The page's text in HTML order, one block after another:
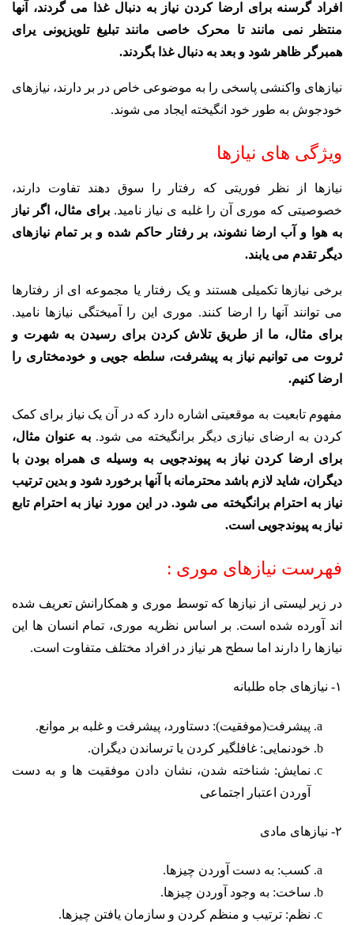
افراد گرسنه برای ارضا کردن نیاز به دنبال غذا می گردند، آنها
منتظر نمی مانند تا محرک خاصی مانند تبلیغ تلویزیونی یرای
همبرگر ظاهر شود و بعد به دنبال غذا بگردند.
نیازهای واکنشی پاسخی را به موضوعی خاص در بر دارند، نیازهای
خودجوش به طور خود انگیخته ایجاد می شوند.
ویژگی های نیازها
نیازها از نظر فوریتی که رفتار را سوق دهند تفاوت دارند،
خصوصیتی که موری آن را غلبه ی نیاز نامید. برای مثال، اگر نیاز
به هوا و آب ارضا نشوند، بر رفتار حاکم شده و بر تمام نیازهای
دیگر تقدم می یابند.
برخی نیازها تکمیلی هستند و یک رفتار یا مجموعه ای از رفتارها
می توانند آنها را ارضا کنند. موری این را آمیختگی نیازها نامید.
برای مثال، ما از طریق تلاش کردن برای رسیدن به شهرت و
ثروت می توانیم نیاز به پیشرفت، سلطه جویی و خودمختاری را
ارضا کنیم.
مفهوم تابعیت به موقعیتی اشاره دارد که در آن یک نیاز برای کمک
کردن به ارضای نیازی دیگر برانگیخته می شود. به عنوان مثال،
برای ارضا کردن نیاز به پیوندجویی به وسیله ی همراه بودن با
دیگران، شاید لازم باشد محترمانه با آنها برخورد شود و بدین ترتیب
نیاز به احترام برانگیخته می شود. در این مورد نیاز به احترام تابع
نیاز به پیوندجویی است.
فهرست نیازهای موری :
در زیر لیستی از نیازها که توسط موری و همکارانش تعریف شده
اند آورده شده است. بر اساس نظریه موری، تمام انسان ها این
نیازها را دارند اما سطح هر نیاز در افراد مختلف متفاوت است.
۱- نیازهای جاه طلبانه
پیشرفت(موفقیت): دستاورد، پیشرفت و غلبه بر موانع.
خودنمایی: غافلگیر کردن یا ترساندن دیگران.
نمایش: شناخته شدن، نشان دادن موفقیت ها و به دست
آوردن اعتبار اجتماعی
۲- نیازهای مادی
کسب: به دست آوردن چیزها.
ساخت: به وجود آوردن چیزها.
نظم: ترتیب و منظم کردن و سازمان یافتن چیزها.